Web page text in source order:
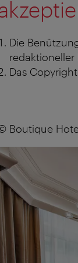
Die
Das
Boutique